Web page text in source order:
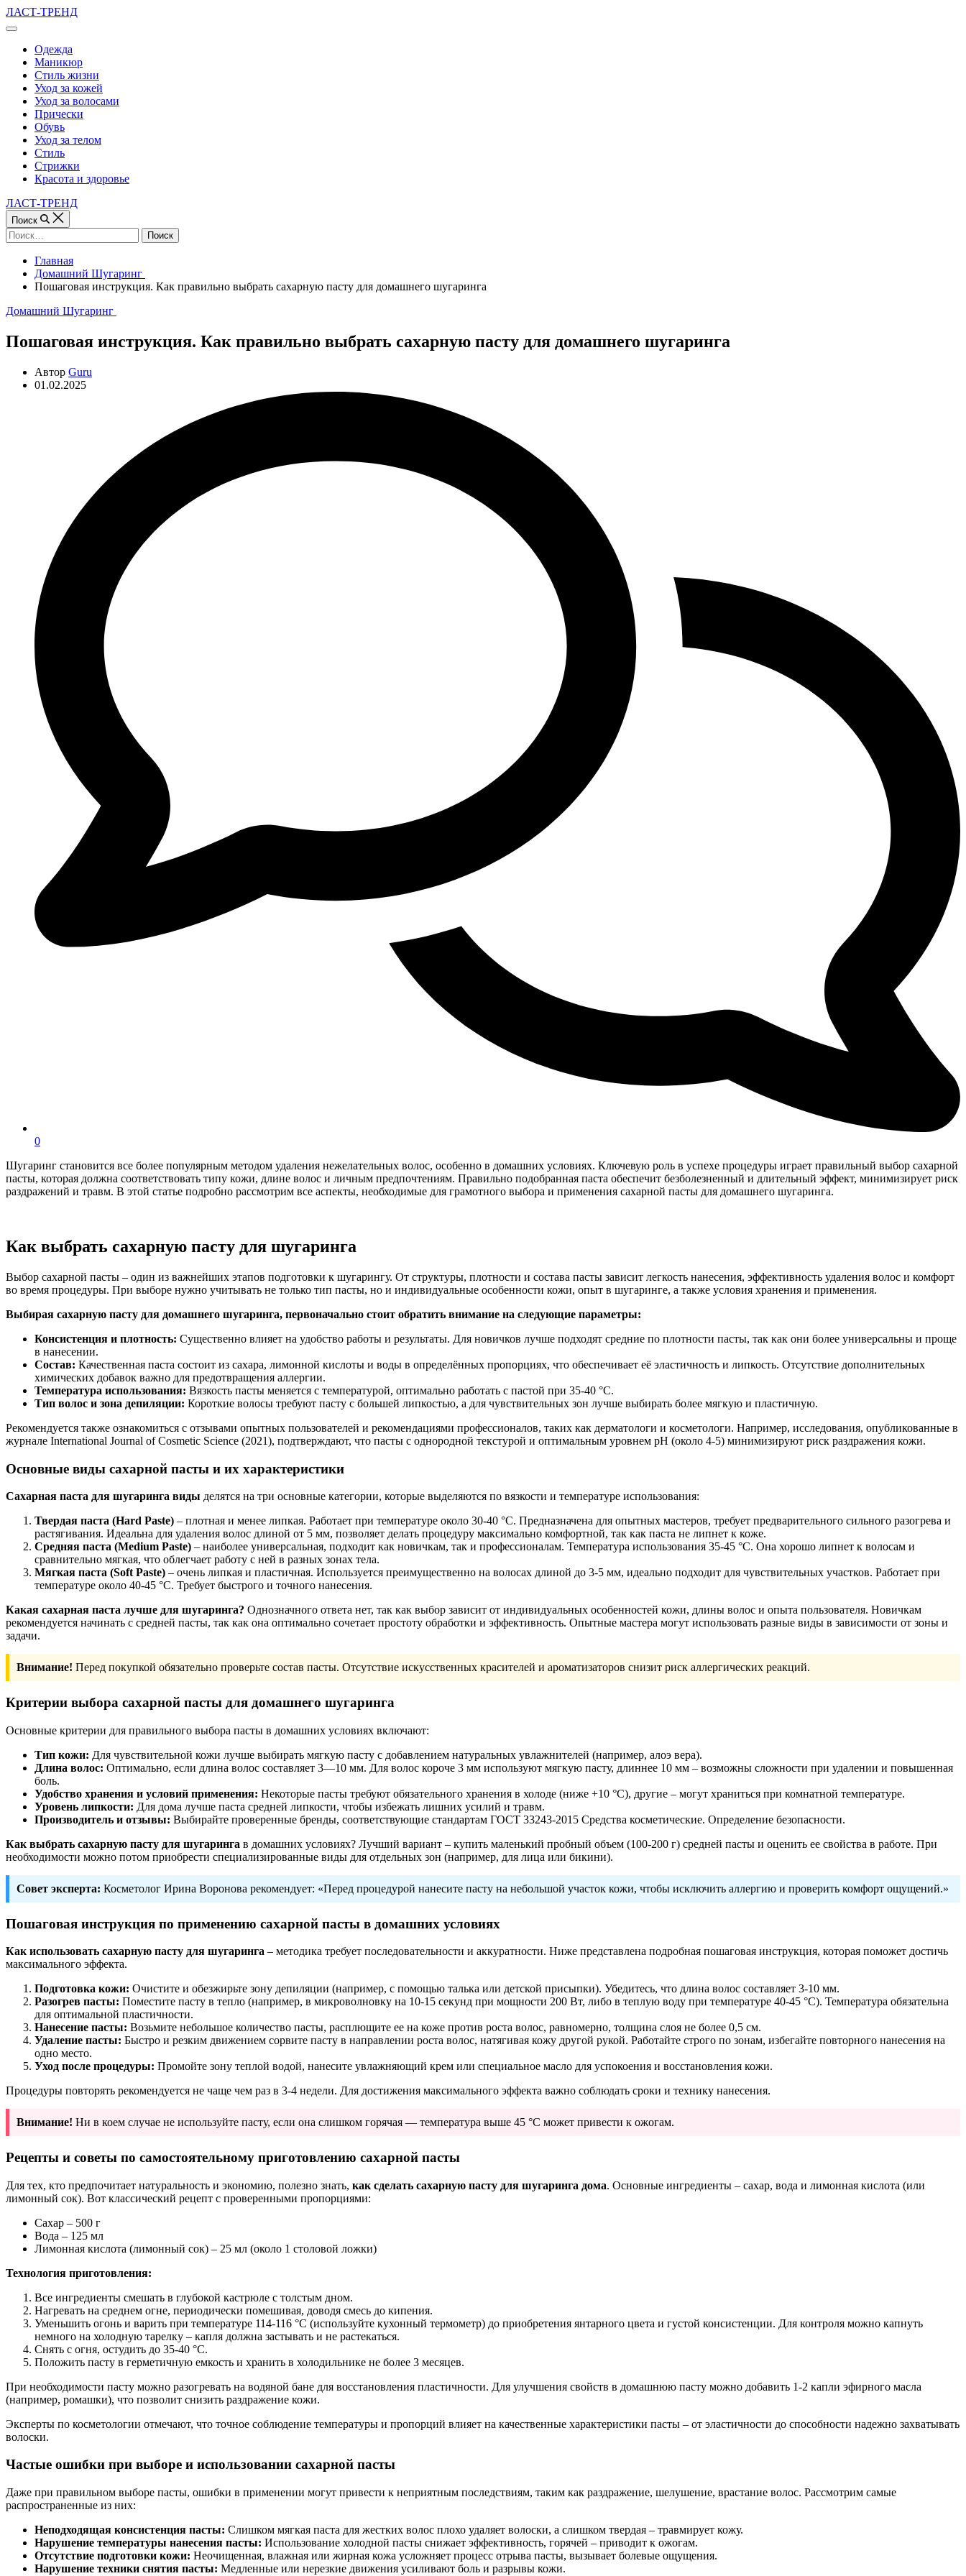
Перейти
к
ЛАСТ-ТРЕНД
Вне
холстаОдежда
Маникюр
Стиль жизни
Уход за кожей
Уход за волосами
Прически
Обувь
Уход за телом
Стиль
Стрижки
Красота и здоровье
ЛАСТ-ТРЕНД
Поиск
Найти:
Главная
Домашний Шугаринг
Пошаговая инструкция. Как правильно выбрать сахарную пасту для домашнего шугаринга
Рубрики
Домашний Шугаринг
Пошаговая инструкция. Как правильно выбрать сахарную пасту для домашнего шугаринга
Автор Guru
01.02.2025
0
Шугаринг становится все более популярным методом удаления нежелательных волос, особенно в домашних условиях. Ключевую роль в успехе процедуры играет правильный выбор сахарной
пасты, которая должна соответствовать типу кожи, длине волос и личным предпочтениям. Правильно подобранная паста обеспечит безболезненный и длительный эффект, минимизирует риск
раздражений и травм. В этой статье подробно рассмотрим все аспекты, необходимые для грамотного выбора и применения сахарной пасты для домашнего шугаринга.
Как выбрать сахарную пасту для шугаринга
Выбор сахарной пасты – один из важнейших этапов подготовки к шугарингу. От структуры, плотности и состава пасты зависит легкость нанесения, эффективность удаления волос и комфорт
во время процедуры. При выборе нужно учитывать не только тип пасты, но и индивидуальные особенности кожи, опыт в шугаринге, а также условия хранения и применения.
Выбирая сахарную пасту для домашнего шугаринга, первоначально стоит обратить внимание на следующие параметры:
Консистенция и плотность: Существенно влияет на удобство работы и результаты. Для новичков лучше подходят средние по плотности пасты, так как они более универсальны и проще
в нанесении.
Состав: Качественная паста состоит из сахара, лимонной кислоты и воды в определённых пропорциях, что обеспечивает её эластичность и липкость. Отсутствие дополнительных
химических добавок важно для предотвращения аллергии.
Температура использования: Вязкость пасты меняется с температурой, оптимально работать с пастой при 35-40 °C.
Тип волос и зона депиляции: Короткие волосы требуют пасту с большей липкостью, а для чувствительных зон лучше выбирать более мягкую и пластичную.
Рекомендуется также ознакомиться с отзывами опытных пользователей и рекомендациями профессионалов, таких как дерматологи и косметологи. Например, исследования, опубликованные в
журнале International Journal of Cosmetic Science (2021), подтверждают, что пасты с однородной текстурой и оптимальным уровнем pH (около 4-5) минимизируют риск раздражения кожи.
Основные виды сахарной пасты и их характеристики
Сахарная паста для шугаринга виды делятся на три основные категории, которые выделяются по вязкости и температуре использования:
Твердая паста (Hard Paste) – плотная и менее липкая. Работает при температуре около 30-40 °C. Предназначена для опытных мастеров, требует предварительного сильного разогрева и
растягивания. Идеальна для удаления волос длиной от 5 мм, позволяет делать процедуру максимально комфортной, так как паста не липнет к коже.
Средняя паста (Medium Paste) – наиболее универсальная, подходит как новичкам, так и профессионалам. Температура использования 35-45 °C. Она хорошо липнет к волосам и
сравнительно мягкая, что облегчает работу с ней в разных зонах тела.
Мягкая паста (Soft Paste) – очень липкая и пластичная. Используется преимущественно на волосах длиной до 3-5 мм, идеально подходит для чувствительных участков. Работает при
температуре около 40-45 °C. Требует быстрого и точного нанесения.
Какая сахарная паста лучше для шугаринга? Однозначного ответа нет, так как выбор зависит от индивидуальных особенностей кожи, длины волос и опыта пользователя. Новичкам
рекомендуется начинать с средней пасты, так как она оптимально сочетает простоту обработки и эффективность. Опытные мастера могут использовать разные виды в зависимости от зоны и
задачи.
Внимание! Перед покупкой обязательно проверьте состав пасты. Отсутствие искусственных красителей и ароматизаторов снизит риск аллергических реакций.
Критерии выбора сахарной пасты для домашнего шугаринга
Основные критерии для правильного выбора пасты в домашних условиях включают:
Тип кожи: Для чувствительной кожи лучше выбирать мягкую пасту с добавлением натуральных увлажнителей (например, алоэ вера).
Длина волос: Оптимально, если длина волос составляет 3—10 мм. Для волос короче 3 мм используют мягкую пасту, длиннее 10 мм – возможны сложности при удалении и повышенная
боль.
Удобство хранения и условий применения: Некоторые пасты требуют обязательного хранения в холоде (ниже +10 °C), другие – могут храниться при комнатной температуре.
Уровень липкости: Для дома лучше паста средней липкости, чтобы избежать лишних усилий и травм.
Производитель и отзывы: Выбирайте проверенные бренды, соответствующие стандартам ГОСТ 33243-2015 Средства косметические. Определение безопасности.
Как выбрать сахарную пасту для шугаринга в домашних условиях? Лучший вариант – купить маленький пробный объем (100-200 г) средней пасты и оценить ее свойства в работе. При
необходимости можно потом приобрести специализированные виды для отдельных зон (например, для лица или бикини).
Совет эксперта: Косметолог Ирина Воронова рекомендует: «Перед процедурой нанесите пасту на небольшой участок кожи, чтобы исключить аллергию и проверить комфорт ощущений.»
Пошаговая инструкция по применению сахарной пасты в домашних условиях
Как использовать сахарную пасту для шугаринга – методика требует последовательности и аккуратности. Ниже представлена подробная пошаговая инструкция, которая поможет достичь
максимального эффекта.
Подготовка кожи: Очистите и обезжирьте зону депиляции (например, с помощью талька или детской присыпки). Убедитесь, что длина волос составляет 3-10 мм.
Разогрев пасты: Поместите пасту в тепло (например, в микроволновку на 10-15 секунд при мощности 200 Вт, либо в теплую воду при температуре 40-45 °C). Температура обязательна
для оптимальной пластичности.
Нанесение пасты: Возьмите небольшое количество пасты, расплющите ее на коже против роста волос, равномерно, толщина слоя не более 0,5 см.
Удаление пасты: Быстро и резким движением сорвите пасту в направлении роста волос, натягивая кожу другой рукой. Работайте строго по зонам, избегайте повторного нанесения на
одно место.
Уход после процедуры: Промойте зону теплой водой, нанесите увлажняющий крем или специальное масло для успокоения и восстановления кожи.
Процедуры повторять рекомендуется не чаще чем раз в 3-4 недели. Для достижения максимального эффекта важно соблюдать сроки и технику нанесения.
Внимание! Ни в коем случае не используйте пасту, если она слишком горячая — температура выше 45 °C может привести к ожогам.
Рецепты и советы по самостоятельному приготовлению сахарной пасты
Для тех, кто предпочитает натуральность и экономию, полезно знать, как сделать сахарную пасту для шугаринга дома. Основные ингредиенты – сахар, вода и лимонная кислота (или
лимонный сок). Вот классический рецепт с проверенными пропорциями:
Сахар – 500 г
Вода – 125 мл
Лимонная кислота (лимонный сок) – 25 мл (около 1 столовой ложки)
Технология приготовления:
Все ингредиенты смешать в глубокой кастрюле с толстым дном.
Нагревать на среднем огне, периодически помешивая, доводя смесь до кипения.
Уменьшить огонь и варить при температуре 114-116 °C (используйте кухонный термометр) до приобретения янтарного цвета и густой консистенции. Для контроля можно капнуть
немного на холодную тарелку – капля должна застывать и не растекаться.
Снять с огня, остудить до 35-40 °C.
Положить пасту в герметичную емкость и хранить в холодильнике не более 3 месяцев.
При необходимости пасту можно разогревать на водяной бане для восстановления пластичности. Для улучшения свойств в домашнюю пасту можно добавить 1-2 капли эфирного масла
(например, ромашки), что позволит снизить раздражение кожи.
Эксперты по косметологии отмечают, что точное соблюдение температуры и пропорций влияет на качественные характеристики пасты – от эластичности до способности надежно захватывать
волоски.
Частые ошибки при выборе и использовании сахарной пасты
Даже при правильном выборе пасты, ошибки в применении могут привести к неприятным последствиям, таким как раздражение, шелушение, врастание волос. Рассмотрим самые
распространенные из них:
Неподходящая консистенция пасты: Слишком мягкая паста для жестких волос плохо удаляет волоски, а слишком твердая – травмирует кожу.
Нарушение температуры нанесения пасты: Использование холодной пасты снижает эффективность, горячей – приводит к ожогам.
Отсутствие подготовки кожи: Неочищенная, влажная или жирная кожа усложняет процесс отрыва пасты, вызывает болевые ощущения.
Нарушение техники снятия пасты: Медленные или нерезкие движения усиливают боль и разрывы кожи.